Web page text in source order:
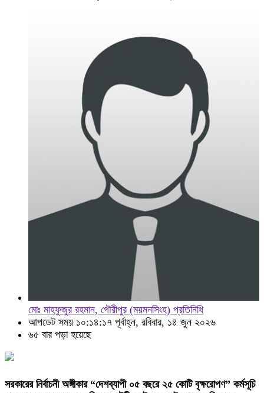
মোঃ মাহফুজুর রহমান, গৌরীপুর (ময়মনসিংহ) প্রতিনিধি
আপডেট সময় ১০:১৪:১৭ পূর্বাহ্ন, রবিবার, ১৪ জুন ২০২৬
৬৫ বার পড়া হয়েছে
সরকারের নির্বাচনী অঙ্গীকার “দেশব্যাপী ০৫ বছরে ২৫ কোটি বৃক্ষরোপণ” কর্মসূচি